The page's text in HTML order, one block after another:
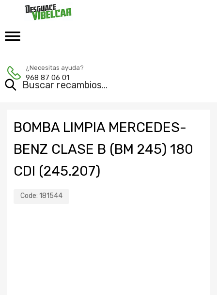
¿Necesitas ayuda?
968 87 06 01
BOMBA LIMPIA MERCEDES-
BENZ CLASE B (BM 245) 180
CDI (245.207)
Code: 181544